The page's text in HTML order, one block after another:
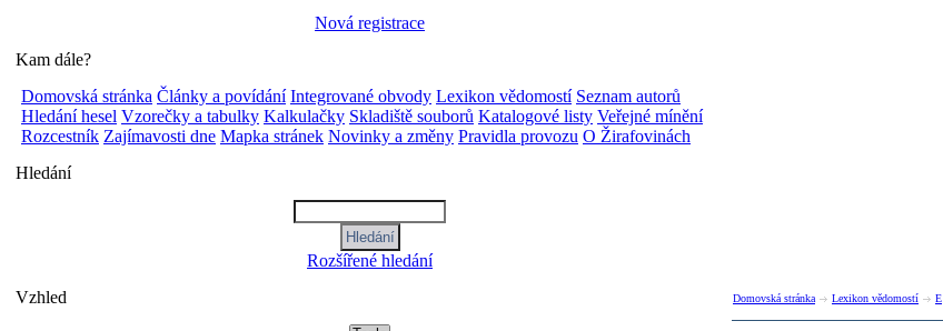
Nová registrace
Kam dále?
Domovská stránka Články a povídání Integrované obvody Lexikon vědomostí Seznam autorů
Hledání hesel Vzorečky a tabulky Kalkulačky Skladiště souborů Katalogové listy Veřejné mínění
Rozcestník Zajímavosti dne Mapka stránek Novinky a změny Pravidla provozu O Žirafovinách
Hledání
Rozšířené hledání
Vzhled
Domovská stránka Lexikon vědomostí E